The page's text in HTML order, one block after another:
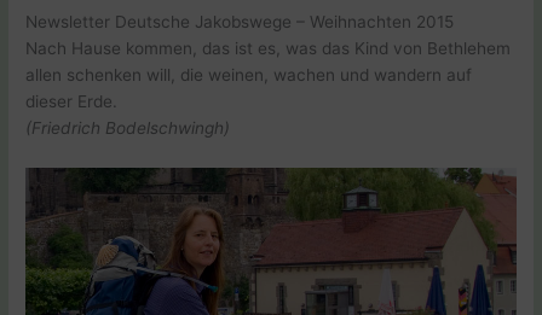
Newsletter Deutsche Jakobswege – Weihnachten 2015
Nach Hause kommen, das ist es, was das Kind von Bethlehem
allen schenken will, die weinen, wachen und wandern auf
dieser Erde.
(Friedrich Bodelschwingh)